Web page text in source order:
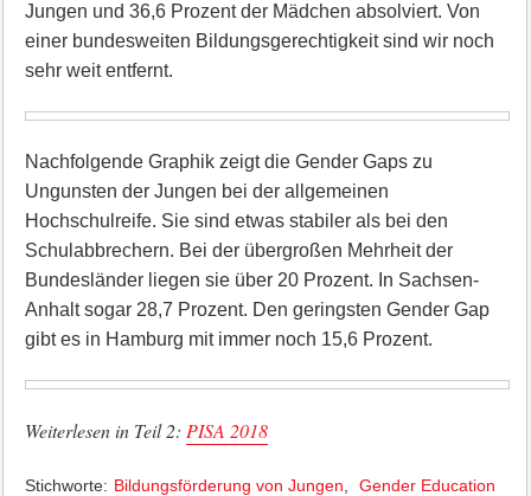
Jungen und 36,6 Prozent der Mädchen absolviert. Von
einer bundesweiten Bildungsgerechtigkeit sind wir noch
sehr weit entfernt.
Nachfolgende Graphik zeigt die Gender Gaps zu
Ungunsten der Jungen bei der allgemeinen
Hochschulreife. Sie sind etwas stabiler als bei den
Schulabbrechern. Bei der übergroßen Mehrheit der
Bundesländer liegen sie über 20 Prozent. In Sachsen-
Anhalt sogar 28,7 Prozent. Den geringsten Gender Gap
gibt es in Hamburg mit immer noch 15,6 Prozent.
Weiterlesen in Teil 2: PISA 2018
Stichworte: Bildungsförderung von Jungen Gender Education